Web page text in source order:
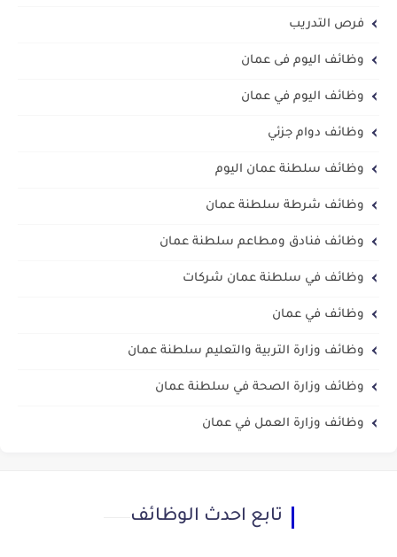
فرص التدريب
وظائف اليوم فى عمان
وظائف اليوم في عمان
وظائف دوام جزئي
وظائف سلطنة عمان اليوم
وظائف شرطة سلطنة عمان
وظائف فنادق ومطاعم سلطنة عمان
وظائف في سلطنة عمان شركات
وظائف في عمان
وظائف وزارة التربية والتعليم سلطنة عمان
وظائف وزارة الصحة في سلطنة عمان
وظائف وزارة العمل في عمان
تابع احدث الوظائف